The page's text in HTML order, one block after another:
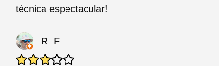
técnica espectacular!
R. F.